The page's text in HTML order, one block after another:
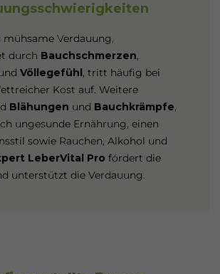
mühsame Verdauung,
durch Bauchschmerzen,
Völlegefühl, tritt häufig bei
Kost auf. Weitere
Blähungen und Bauchkrämpfe,
ungesunde Ernährung, einen
sowie Rauchen, Alkohol und
LeberVital Pro fördert die
unterstützt die Verdauung.